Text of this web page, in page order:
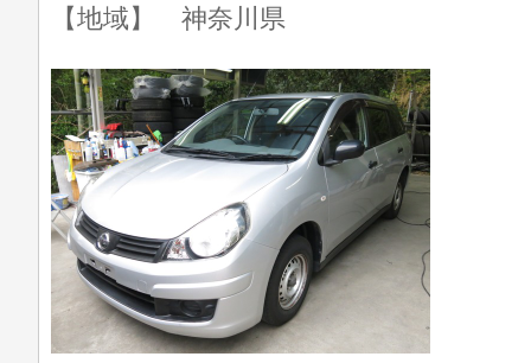
【地域】 神奈川県